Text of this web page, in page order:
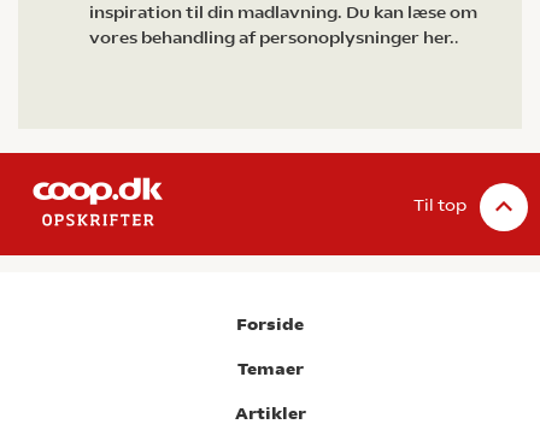
inspiration til din madlavning. Du kan læse om
vores behandling af personoplysninger her..
Til top
Forside
Temaer
Artikler